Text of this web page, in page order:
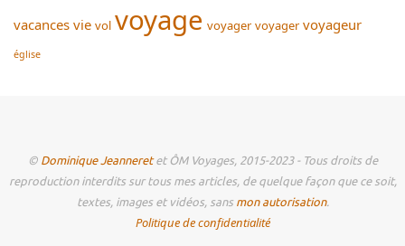
vacances vie vol voyage voyager voyager voyageur
église
© Dominique Jeanneretet ÔM Voyages, 2015-2023 - Tous droits de
reproduction interdits sur tous mes articles, de quelque façon que ce soit,
textes, images et vidéos, sans mon autorisation.
Politique de confidentialité